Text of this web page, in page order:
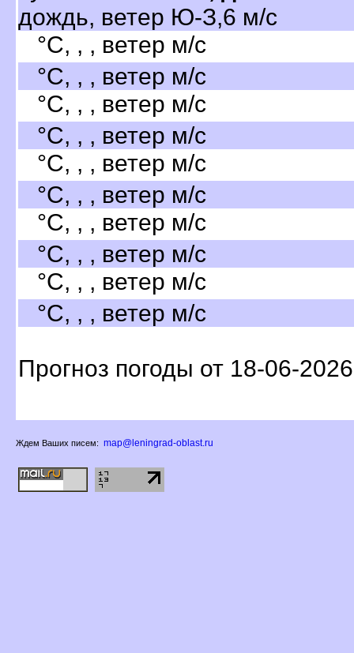
дождь, ветер Ю-З,6 м/с
°C, , , ветер м/с
°C, , , ветер м/с
°C, , , ветер м/с
°C, , , ветер м/с
°C, , , ветер м/с
°C, , , ветер м/с
°C, , , ветер м/с
°C, , , ветер м/с
°C, , , ветер м/с
°C, , , ветер м/с
Прогноз погоды от 18-06-
Ждем Ваших писем: map@leningrad-oblast.ru